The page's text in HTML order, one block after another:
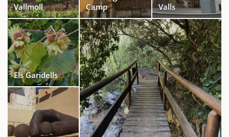
Vallmoll
Camp
Valls
Els Garidells